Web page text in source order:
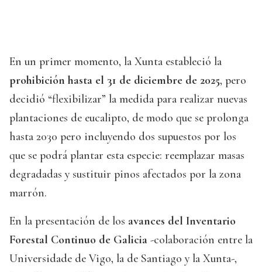
En un primer momento, la Xunta estableció la
prohibición hasta el 31 de diciembre de 2025, pero
decidió “flexibilizar” la medida para realizar nuevas
plantaciones de eucalipto, de modo que se prolonga
hasta 2030 pero incluyendo dos supuestos por los
que se podrá plantar esta especie: reemplazar masas
degradadas y sustituir pinos afectados por la zona
marrón.
En la presentación de los avances del Inventario
Forestal Continuo de Galicia -colaboración entre la
Universidade de Vigo, la de Santiago y la Xunta-,